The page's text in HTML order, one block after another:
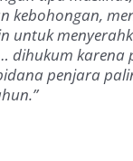
kebohongan,
untuk
dihukum karena
penjara